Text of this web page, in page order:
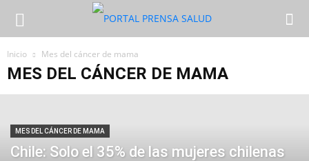
Inicio Mes del cáncer de mama
MES DEL CÁNCER DE MAMA
MES DEL CÁNCER DE MAMA
Chile: Solo el 35% de las mujeres chilenas